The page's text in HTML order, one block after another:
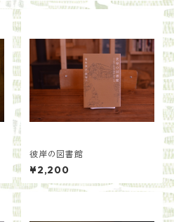
彼岸の図書館
¥2,200